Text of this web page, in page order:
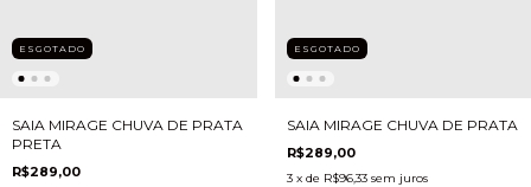
ESGOTADO
SAIA MIRAGE CHUVA DE PRATA
PRETA
R$289,00
ESGOTADO
SAIA MIRAGE CHUVA DE PRATA
R$289,00
3 x de R$96,33 sem juros